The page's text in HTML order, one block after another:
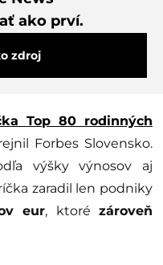
ako prví.
zdroj
Top 80 rodinných
Forbes Slovensko.
výšky výnosov aj
zaradil len podniky
eur, ktorézároveň